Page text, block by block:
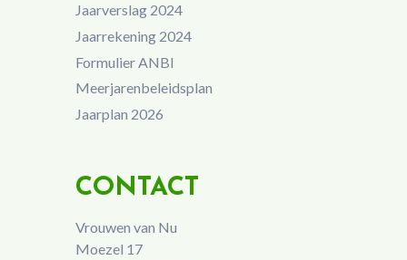
Jaarverslag 2024
Jaarrekening 2024
Formulier ANBI
Meerjarenbeleidsplan
Jaarplan 2026
CONTACT
Vrouwen van Nu
Moezel 17